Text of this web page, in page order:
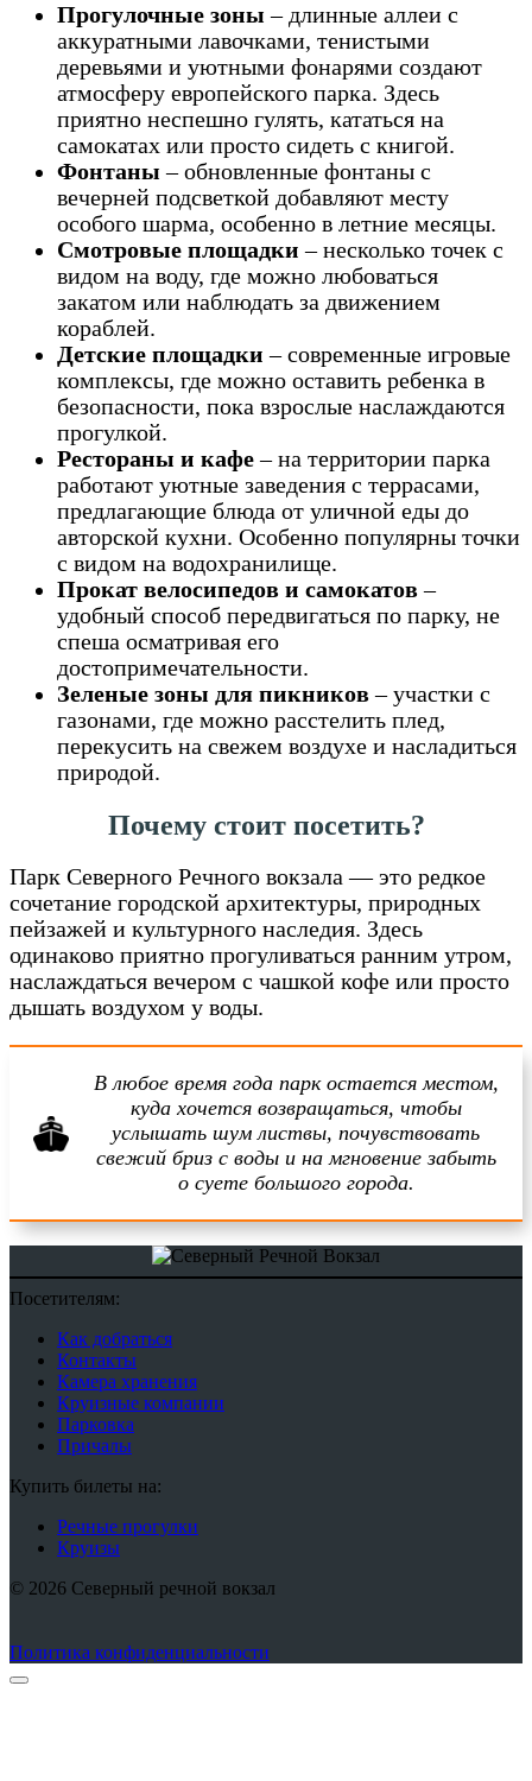
Прогулочные зоны – длинные аллеи с
аккуратными лавочками, тенистыми
деревьями и уютными фонарями создают
атмосферу европейского парка. Здесь
приятно неспешно гулять, кататься на
самокатах или просто сидеть с книгой.
Фонтаны– обновленные фонтаны с
вечерней подсветкой добавляют месту
особого шарма, особенно в летние месяцы.
Смотровые площадки – несколько точек с
видом на воду, где можно любоваться
закатом или наблюдать за движением
кораблей.
Детские площадки – современные игровые
комплексы, где можно оставить ребенка в
безопасности, пока взрослые наслаждаются
прогулкой.
Рестораны и кафе– на территории парка
работают уютные заведения с террасами,
предлагающие блюда от уличной еды до
авторской кухни. Особенно популярны точки
с видом на водохранилище.
Прокат велосипедов и самокатов–
удобный способ передвигаться по парку, не
спеша осматривая его
достопримечательности.
Зеленые зоны для пикников– участки с
газонами, где можно расстелить плед,
перекусить на свежем воздухе и насладиться
природой.
Почему стоит посетить?
Парк Северного Речного вокзала — это редкое
сочетание городской архитектуры, природных
пейзажей и культурного наследия. Здесь
одинаково приятно прогуливаться ранним утром,
наслаждаться вечером с чашкой кофе или просто
дышать воздухом у воды.
В любое время года парк остается местом,
куда хочется возвращаться, чтобы
услышать шум листвы, почувствовать
свежий бриз с воды и на мгновение забыть
о суете большого города.
Посетителям:
Как добраться
Контакты
Камера хранения
Круизные компании
Парковка
Причалы
Купить билеты на:
Речные прогулки
Круизы
© 2026 Северный речной вокзал
Политика конфиденциальности